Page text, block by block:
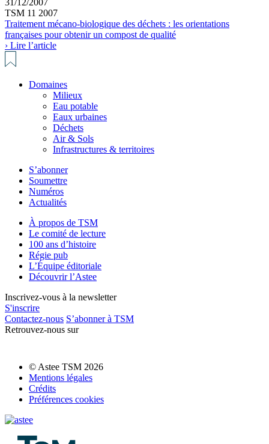
31/12/2007
TSM 11 2007
Traitement mécano-biologique des déchets : les orientations
françaises pour obtenir un compost de qualité
› Lire l’article
Domaines
Milieux
Eau potable
Eaux urbaines
Déchets
Air & Sols
Infrastructures & territoires
S’abonner
Soumettre
Numéros
Actualités
À propos de TSM
Le comité de lecture
100 ans d’histoire
Régie pub
L’Équipe éditoriale
Découvrir l’Astee
Inscrivez-vous à la newsletter
S'inscrire
Contactez-nous S’abonner à TSM
Retrouvez-nous sur
© Astee TSM 2026
Mentions légales
Crédits
Préférences cookies